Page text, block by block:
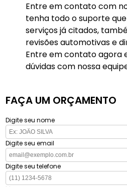
Entre em contato com
tenha todo o suporte
serviços já citados,
revisões automotivas e
Entre em contato agora
dúvidas com nossa
FAÇA UM ORÇAMENTO
Digite seu nome
Digite seu email
Digite seu telefone